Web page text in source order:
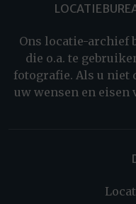
Ons locatie-archief
die o.a. te
fotografie. Als u niet
uw wensen en eisen